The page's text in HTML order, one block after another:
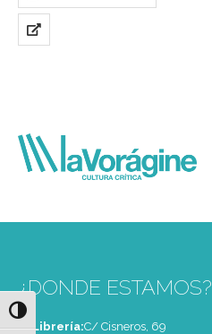
Alternar alto contraste
¿DONDE ESTAMOS?
Librería:C/ Cisneros, 69